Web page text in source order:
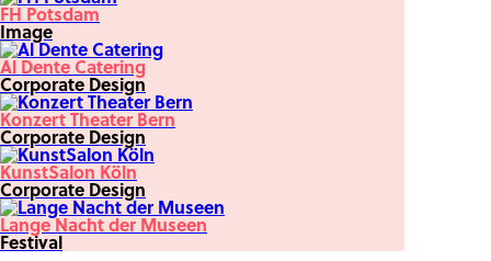
FH Potsdam
Image
Al Dente Catering
Corporate Design
Konzert Theater Bern
Corporate Design
KunstSalon Köln
Corporate Design
Lange Nacht der Museen
Festival